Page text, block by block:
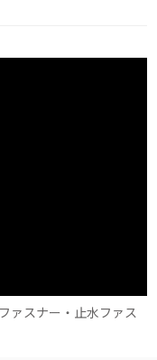
ァスナー・止水ファス